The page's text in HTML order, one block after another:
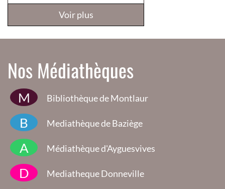
Voir plus
Nos Médiathèques
M Bibliothèque de Montlaur
B Mediathèque de Baziège
A Médiathèque d'Ayguesvives
D Mediatheque Donneville